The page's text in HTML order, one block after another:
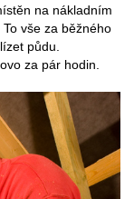
na nákladním
vše za běžného
půdu.
za pár hodin.